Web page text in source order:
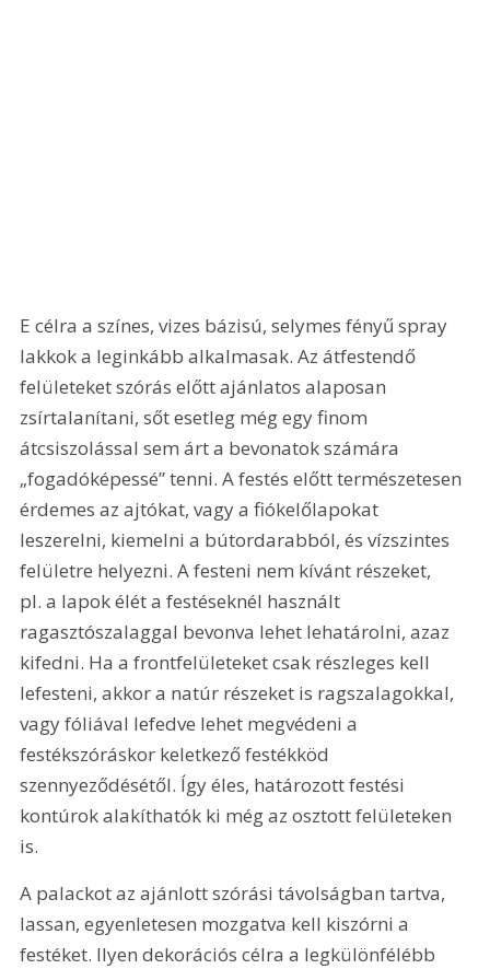
E célra a színes, vizes bázisú, selymes fényű spray
lakkok a leginkább alkalmasak. Az átfestendő
felületeket szórás előtt ajánlatos alaposan
zsírtalanítani, sőt esetleg még egy finom
átcsiszolással sem árt a bevonatok számára
„fogadóképessé” tenni. A festés előtt természetesen
érdemes az ajtókat, vagy a fiókelőlapokat
leszerelni, kiemelni a bútordarabból, és vízszintes
felületre helyezni. A festeni nem kívánt részeket,
pl. a lapok élét a festéseknél használt
ragasztószalaggal bevonva lehet lehatárolni, azaz
kifedni. Ha a frontfelületeket csak részleges kell
lefesteni, akkor a natúr részeket is ragszalagokkal,
vagy fóliával lefedve lehet megvédeni a
festékszóráskor keletkező festékköd
szennyeződésétől. Így éles, határozott festési
kontúrok alakíthatók ki még az osztott felületeken
is.
A palackot az ajánlott szórási távolságban tartva,
lassan, egyenletesen mozgatva kell kiszórni a
festéket. Ilyen dekorációs célra a legkülönfélébb